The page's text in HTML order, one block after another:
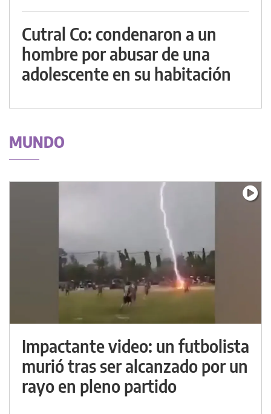
Cutral Co: condenaron a un
hombre por abusar de una
adolescente en su habitación
MUNDO
Impactante video: un futbolista
murió tras ser alcanzado por un
rayo en pleno partido